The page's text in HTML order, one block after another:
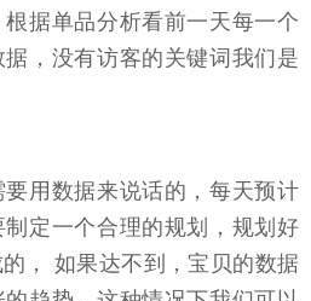
据单品分析看前一天每一个
，没有访客的关键词我们是
用数据来说话的，每天预计
定一个合理的规划，规划好
， 如果达不到，宝贝的数据